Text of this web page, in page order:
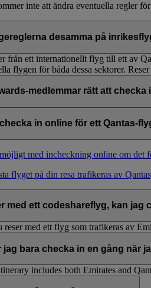
inte att ändra eventuella regler
desamma på
från ett internationellt flyg till ett av
flygen för båda dessa sektorer.
medlemmar rätt att
extra bagage för Emirates
in online för ett Qantas-
med incheckning online om det
flyget på din resa trafikeras av
med ett codeshareflyg, kan
med ett flyg som trafikeras av
jag bara checka in en gång när
includes both Emirates and